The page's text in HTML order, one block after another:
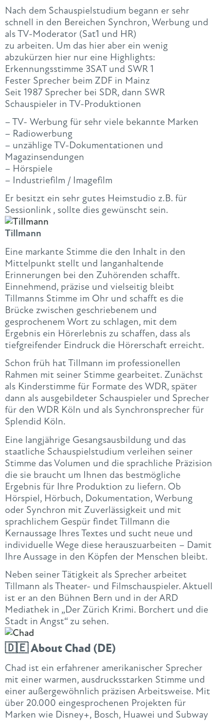
Nach dem Schauspielstudium begann er sehr
schnell in den Bereichen Synchron, Werbung und
als TV-Moderator (Sat1 und HR)
zu arbeiten. Um das hier aber ein wenig
abzukürzen hier nur eine Highlights:
Erkennungsstimme 3SAT und SWR 1
Fester Sprecher beim ZDF in Mainz
Seit 1987 Sprecher bei SDR, dann SWR
Schauspieler in TV-Produktionen
– TV- Werbung für sehr viele bekannte Marken
– Radiowerbung
– unzählige TV-Dokumentationen und
Magazinsendungen
– Hörspiele
– Industriefilm / Imagefilm
Er besitzt ein sehr gutes Heimstudio z.B. für
Sessionlink , sollte dies gewünscht sein.
Tillmann
Eine markante Stimme die den Inhalt in den
Mittelpunkt stellt und langanhaltende
Erinnerungen bei den Zuhörenden schafft.
Einnehmend, präzise und vielseitig bleibt
Tillmanns Stimme im Ohr und schafft es die
Brücke zwischen geschriebenem und
gesprochenem Wort zu schlagen, mit dem
Ergebnis ein Hörerlebnis zu schaffen, dass als
tiefgreifender Eindruck die Hörerschaft erreicht.
Schon früh hat Tillmann im professionellen
Rahmen mit seiner Stimme gearbeitet. Zunächst
als Kinderstimme für Formate des WDR, später
dann als ausgebildeter Schauspieler und Sprecher
für den WDR Köln und als Synchronsprecher für
Splendid Köln.
Eine langjährige Gesangsausbildung und das
staatliche Schauspielstudium verleihen seiner
Stimme das Volumen und die sprachliche Präzision
die sie braucht um Ihnen das bestmögliche
Ergebnis für Ihre Produktion zu liefern. Ob
Hörspiel, Hörbuch, Dokumentation, Werbung
oder Synchron mit Zuverlässigkeit und mit
sprachlichem Gespür findet Tillmann die
Kernaussage Ihres Textes und sucht neue und
individuelle Wege diese herauszuarbeiten – Damit
Ihre Aussage in den Köpfen der Menschen bleibt.
Neben seiner Tätigkeit als Sprecher arbeitet
Tillmann als Theater- und Filmschauspieler. Aktuell
ist er an den Bühnen Bern und in der ARD
Mediathek in „Der Zürich Krimi. Borchert und die
Stadt in Angst“ zu sehen.
🇩🇪About Chad (DE)
Chad ist ein erfahrener amerikanischer Sprecher
mit einer warmen, ausdrucksstarken Stimme und
einer außergewöhnlich präzisen Arbeitsweise. Mit
über 20.000 eingesprochenen Projekten für
Marken wie Disney+, Bosch, Huawei und Subway